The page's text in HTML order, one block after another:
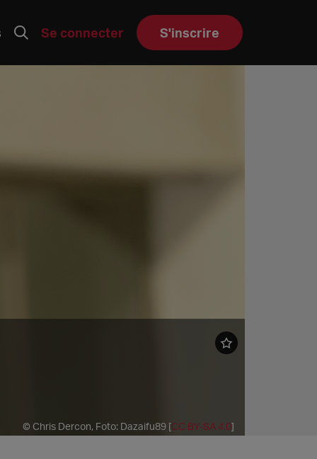
Se connecter S'inscrire
© Chris Dercon, Foto: Dazaifu89 [CC BY-SA 4.0]